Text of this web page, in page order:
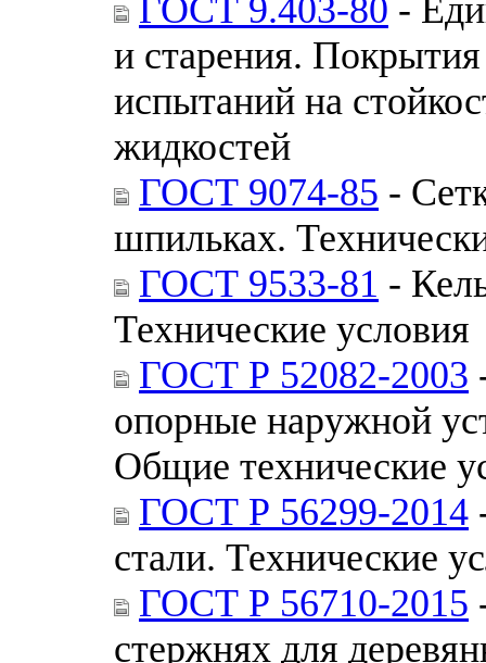
ГОСТ 9.403-80 -
и старения.
испытаний на
жидкостей
ГОСТ 9074-85 -
шпильках.
ГОСТ 9533-81 -
Технические условия
ГОСТ Р 52082-2003
опорные наружной
Общие технические
ГОСТ Р 56299-2014
стали. Технические
ГОСТ Р 56710-2015
стержнях для